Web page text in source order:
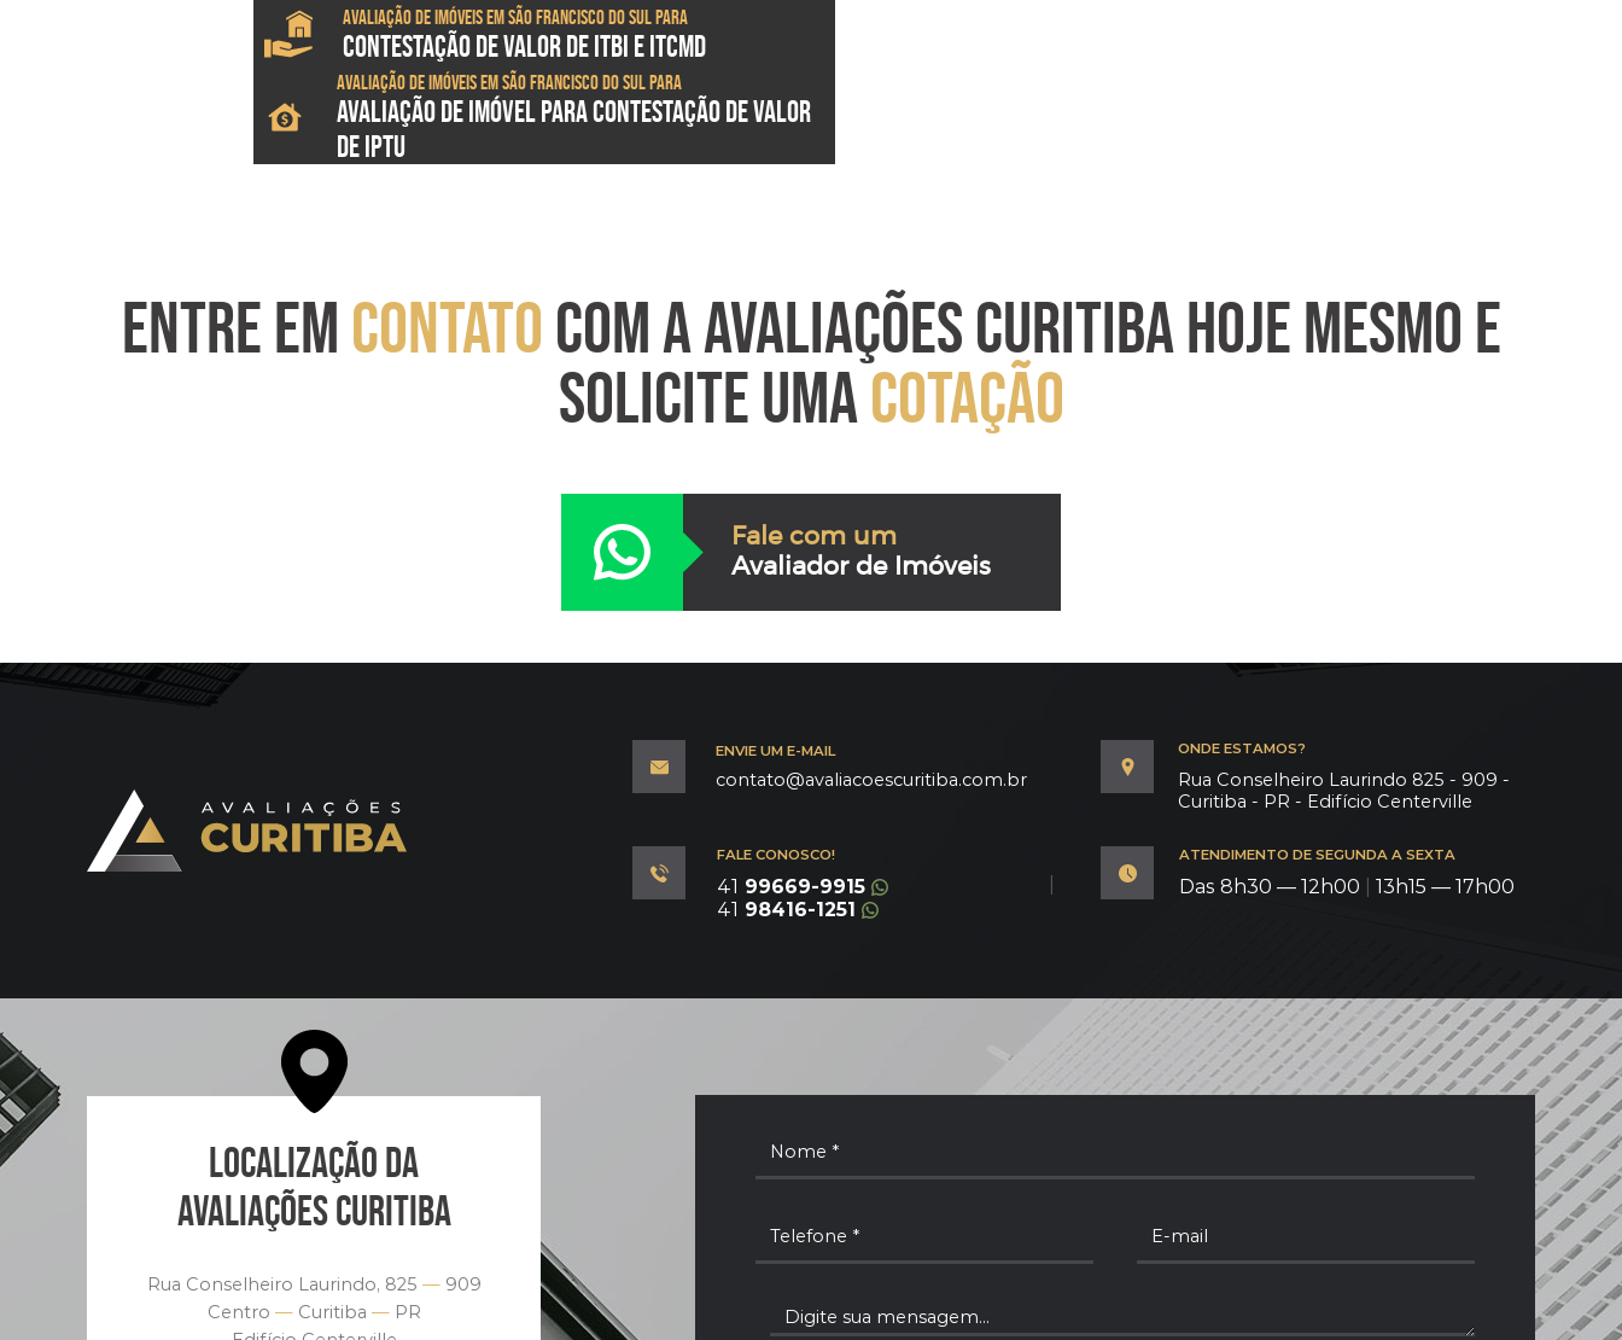
Avaliação de imóveis em São Francisco do Sul para
CONTESTAÇÃO DE VALOR DE ITBI E ITCMD
Avaliação de imóveis em São Francisco do Sul para
AVALIAÇÃO DE IMÓVEL PARA CONTESTAÇÃO DE VALOR
DE IPTU
ENTRE EM CONTATO COM A AVALIAÇÕES CURITIBA HOJE MESMO E
SOLICITE UMACOTAÇÃO
Fale com um
Avaliador de Imóveis
ENVIE UM E-MAIL
contato@avaliacoescuritiba.com.br
ONDE ESTAMOS?
Rua Conselheiro Laurindo 825 - 909 -
Curitiba - PR - Edifício Centerville
FALE CONOSCO!
41 99669-9915
41 98416-1251
ATENDIMENTO DE SEGUNDA A SEXTA
Das 8h30 — 12h00 13h15 — 17h00
LOCALIZAÇÃO DA
AVALIAÇÕES CURITIBA
Rua Conselheiro Laurindo, 825 —909
Centro —Curitiba —PR